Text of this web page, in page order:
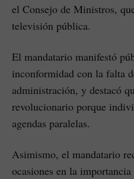
el Consejo de Ministros,
televisión pública.
El mandatario manifestó
inconformidad con la falta
administración, y destacó
revolucionario porque
agendas paralelas.
Asimismo, el mandatario
ocasiones en la